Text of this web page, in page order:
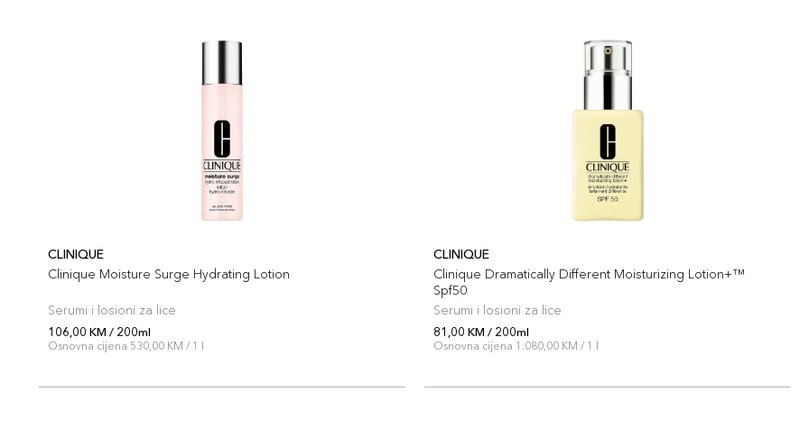
CLINIQUE
Clinique Moisture Surge Hydrating Lotion
Serumi i losioni za lice
106,00 KM / 200ml
Osnovna cijena 530,00 KM / 1 l
CLINIQUE
Clinique Dramatically Different Moisturizing Lotion+™
Spf50
Serumi i losioni za lice
81,00 KM / 200ml
Osnovna cijena 1.080,00 KM / 1 l